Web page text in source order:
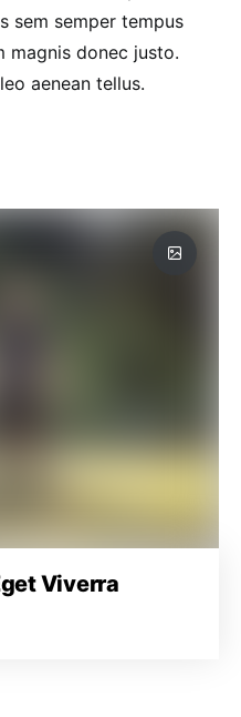
sem semper tempus
magnis donec justo.
aenean tellus.
Viverra